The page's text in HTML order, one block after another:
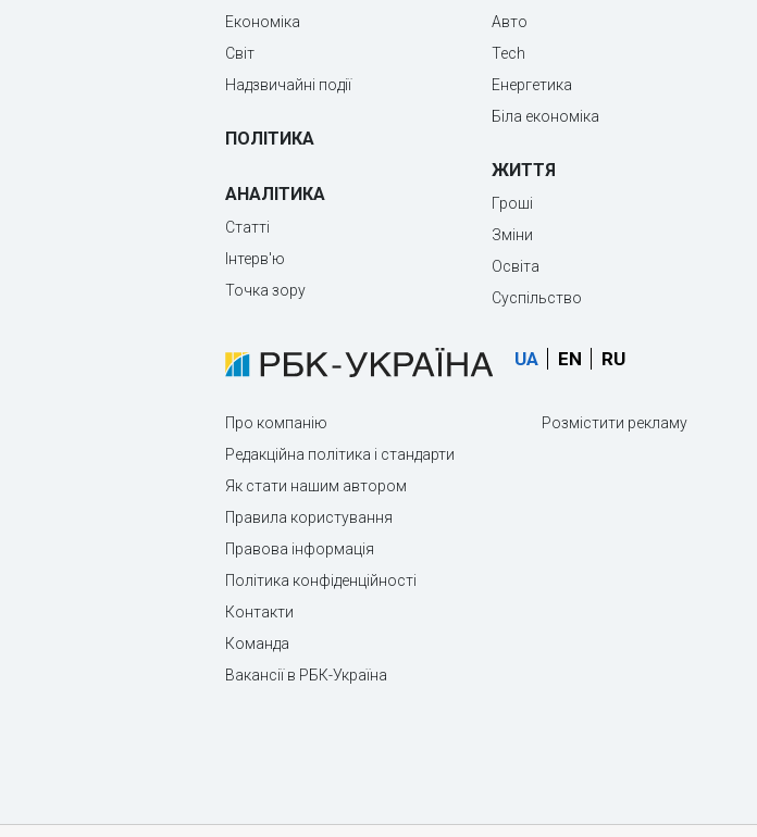
Економіка
Світ
Надзвичайні події
ПОЛІТИКА
АНАЛІТИКА
Статті
Інтерв'ю
Точка зору
Авто
Tech
Енергетика
Біла економіка
ЖИТТЯ
Гроші
Зміни
Освіта
Суспільство
UA EN RU
Про компанію
Редакційна політика і стандарти
Як стати нашим автором
Правила користування
Правова інформація
Політика конфіденційності
Контакти
Команда
Вакансії в РБК-Україна
Розмістити рекламу